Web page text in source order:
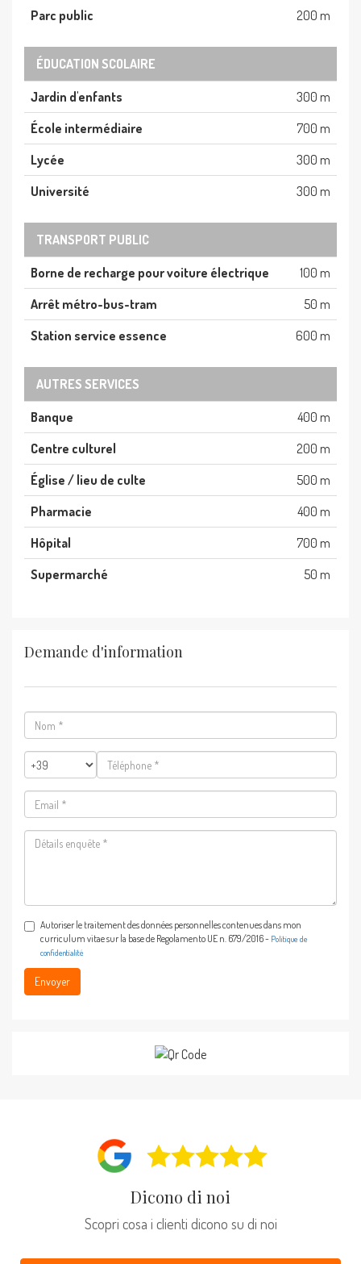
Parc public 200 m
ÉDUCATION SCOLAIRE
Jardin d'enfants
300 m
École intermédiaire
700 m
Lycée
300 m
Université
300 m
TRANSPORT PUBLIC
Borne de recharge pour voiture électrique
100 m
Arrêt métro-bus-tram
50 m
Station service essence
600 m
AUTRES SERVICES
Banque
400 m
Centre culturel
200 m
Église / lieu de culte
500 m
Pharmacie
400 m
Hôpital
700 m
Supermarché
50 m
Demande d'information
Nom
*
Téléphone
*
Email
*
Détails
Autoriser le traitement des données personnelles contenues dans mon
curriculum vitae sur la base de Regolamento UE n. 679/2016 - Politique de
confidentialité
Envoyer
Dicono di noi
Scopri cosa i clienti dicono su di noi